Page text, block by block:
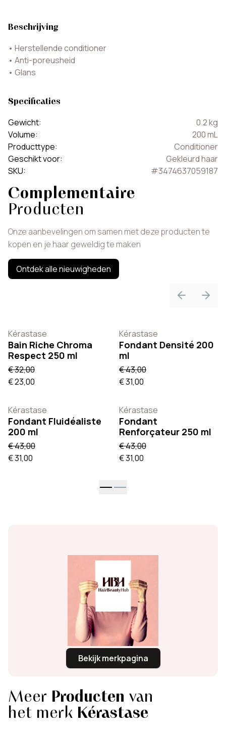
Beschrijving
• Herstellende conditioner
• Anti-poreusheid
• Glans
Specificaties
Gewicht: 0.2kg
Volume: 200mL
Producttype:
Conditioner
Geschikt voor:
Gekleurd haar
SKU: #3474637059187
Complementaire
Producten
Onze aanbevelingen om samen met deze producten te
kopen en je haar geweldig te maken
Ontdek alle nieuwigheden
PreviousNext
Kérastase
Bain Riche Chroma
Respect 250 ml
€ 32,00
€ 23,00
Kérastase
Fondant Densité 200
ml
€ 43,00
€ 31,00
Kérastase
Fondant Fluidéaliste
200 ml
€ 43,00
€ 31,00
Kérastase
Fondant
Renforçateur 250 ml
€ 43,00
€ 31,00
Bekijk merkpagina
Meer Producten van
het merk Kérastase